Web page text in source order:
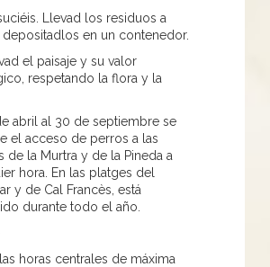
Llevad los residuos a
depositadlos en un contenedor.
el paisaje y su valor
respetando la flora y la
abril al 30 de septiembre se
el acceso de perros a las
de la Murtra y de la Pineda a
hora. En las platges del
y de Cal Francès, está
durante todo el año.
horas centrales de máxima